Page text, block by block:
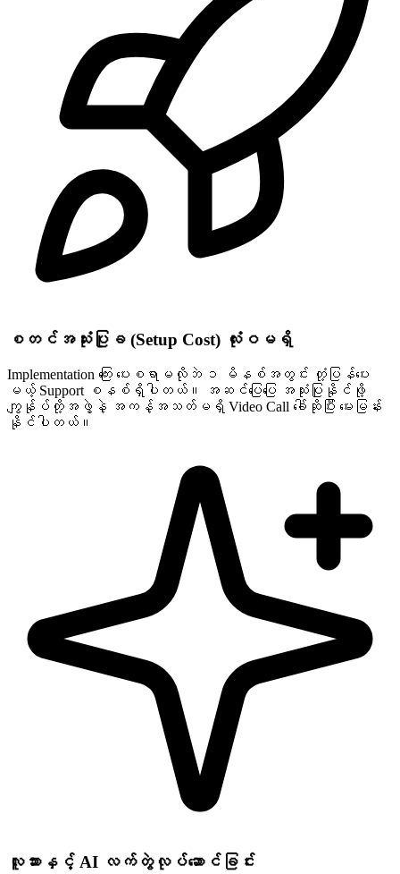
စတင်အသုံးပြုခ (Setup Cost) လုံးဝမရှိ
Implementation ကြေး ပေးစရာမလိုဘဲ ၁ မိနစ်အတွင်း တုံ့ပြန်ပေး
မယ့် Support စနစ်ရှိပါတယ်။ အဆင်ပြေပြေ အသုံးပြုနိုင်ဖို့
ကျွန်ုပ်တို့အဖွဲ့နဲ့ အကန့်အသတ်မရှိ Video Call ခေါ်ဆိုပြီး မေးမြန်း
နိုင်ပါတယ်။
လူသားနှင့် AI လက်တွဲလုပ်ဆောင်ခြင်း